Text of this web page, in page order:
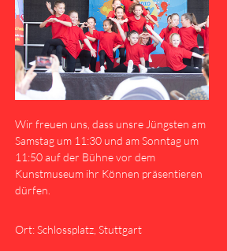
Wir freuen uns, dass unsre Jüngsten am
Samstag um 11:30 und am Sonntag um
11:50 auf der Bühne vor dem
Kunstmuseum ihr Können präsentieren
dürfen.
Ort: Schlossplatz, Stuttgart